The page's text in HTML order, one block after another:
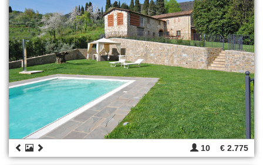
10 € 2.775